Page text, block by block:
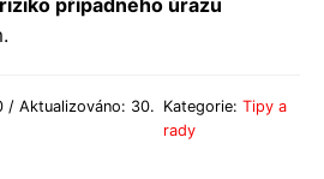
/ Aktualizováno: 30. Kategorie: Tipy a
rady